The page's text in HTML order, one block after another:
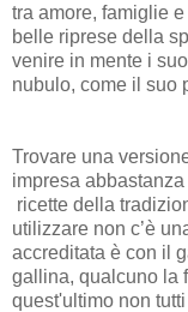
tra amore, famiglie
belle riprese della
venire in mente i
nubulo, come il suo
Trovare una
impresa
ricette della
utilizzare non c’è
accreditata è con il
gallina, qualcuno la
quest'ultimo non